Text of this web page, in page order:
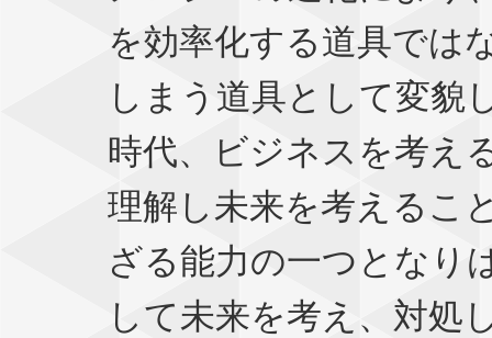
を効率化する道具では
しまう道具として変貌
時代、ビジネスを考え
理解し未来を考えるこ
ざる能力の一つとなり
して未来を考え、対処